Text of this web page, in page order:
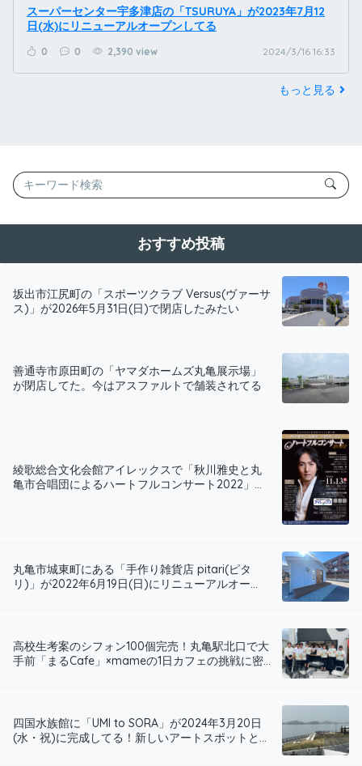
スーパーセンター宇多津店の「TSURUYA」が2023年7月12
日(水)にリニューアルオープンしてる
0 0 2,390 view 2024/3/16 16:33
もっと見る
おすすめ投稿
坂出市江尻町の「スポーツクラブ Versus(ヴァーサ
ス)」が2026年5月31日(日)で閉店したみたい
善通寺市原田町の「ヤマダホームズ丸亀展示場」
が閉店してた。今はアスファルトで舗装されてる
綾歌総合文化会館アイレックスで「秋川雅史と丸
亀市合唱団によるハートフルコンサート2022」...
丸亀市城東町にある「手作り雑貨店 pitari(ピタ
リ)」が2022年6月19日(日)にリニューアルオー...
高校生考案のシフォン100個完売！丸亀駅北口で大
手前「まるCafe」×mameの1日カフェの挑戦に密...
四国水族館に「UMI to SORA」が2024年3月20日
(水・祝)に完成してる！新しいアートスポットと...